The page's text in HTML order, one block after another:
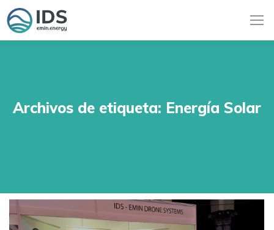
Archivos de etiqueta: Energía Solar